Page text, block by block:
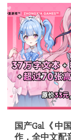
国产Gal《 中
作，全中文配